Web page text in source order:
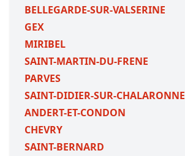
BELLEGARDE-SUR-VALSERINE
GEX
MIRIBEL
SAINT-MARTIN-DU-FRENE
PARVES
SAINT-DIDIER-SUR-CHALARONNE
ANDERT-ET-CONDON
CHEVRY
SAINT-BERNARD